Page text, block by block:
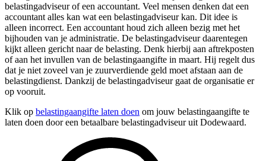
belastingadviseur of een accountant. Veel mensen denken dat een
accountant alles kan wat een belastingadviseur kan. Dit idee is
alleen incorrect. Een accountant houd zich alleen bezig met het
bijhouden van je administratie. De belastingadviseur daarentegen
kijkt alleen gericht naar de belasting. Denk hierbij aan aftrekposten
of aan het invullen van de belastingaangifte in maart. Hij regelt dus
dat je niet zoveel van je zuurverdiende geld moet afstaan aan de
belastingdienst. Dankzij de belastingadviseur gaat de organisatie er
op vooruit.
Klik op belastingaangifte laten doen om jouw belastingaangifte te
laten doen door een betaalbare belastingadviseur uit Dodewaard.